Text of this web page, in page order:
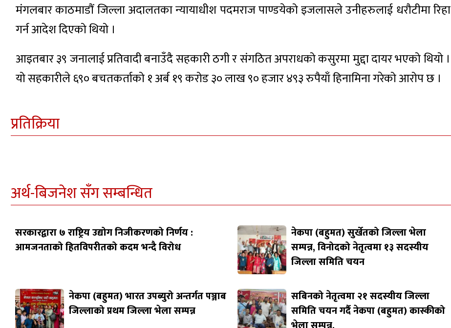
मंगलबार काठमाडौं जिल्ला अदालतका न्यायाधीश पदमराज पाण्डयेको इजलासले उनीहरुलाई धरौटीमा रिहा
गर्न आदेश दिएको थियो ।
आइतबार ३९ जनालाई प्रतिवादी बनाउँदै सहकारी ठगी र संगठित अपराधको कसुरमा मुद्दा दायर भएको थियो ।
यो सहकारीले ६९० बचतकर्ताको १ अर्ब १९ करोड ३० लाख ९० हजार ४९३ रुपैयाँ हिनामिना गरेको आरोप छ ।
प्रतिक्रिया
अर्थ-बिजनेश सँग सम्बन्धित
सरकारद्वारा ७ राष्ट्रिय उद्योग निजीकरणको निर्णय :
आमजनताको हितविपरीतको कदम भन्दै विरोध
नेकपा (बहुमत) सुर्खेतको जिल्ला भेला
सम्पन्न, विनोदको नेतृत्वमा १३ सदस्यीय
जिल्ला समिति चयन
नेकपा (बहुमत) भारत उपब्युरो अन्तर्गत पञ्जाब
जिल्लाको प्रथम जिल्ला भेला सम्पन्न
सबिनको नेतृत्वमा २१ सदस्यीय जिल्ला
समिति चयन गर्दै नेकपा (बहुमत) कास्कीको